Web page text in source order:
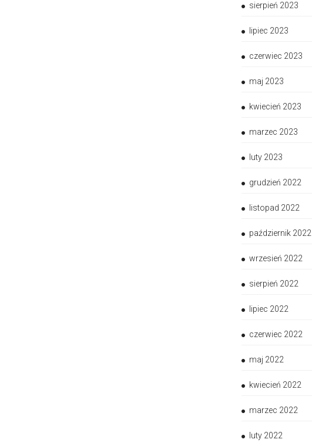
sierpień 2023
lipiec 2023
czerwiec 2023
maj 2023
kwiecień 2023
marzec 2023
luty 2023
grudzień 2022
listopad 2022
październik 2022
wrzesień 2022
sierpień 2022
lipiec 2022
czerwiec 2022
maj 2022
kwiecień 2022
marzec 2022
luty 2022